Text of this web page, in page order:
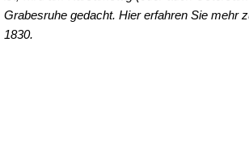
Grabesruhe gedacht. Hier erfahren Sie mehr
1830.